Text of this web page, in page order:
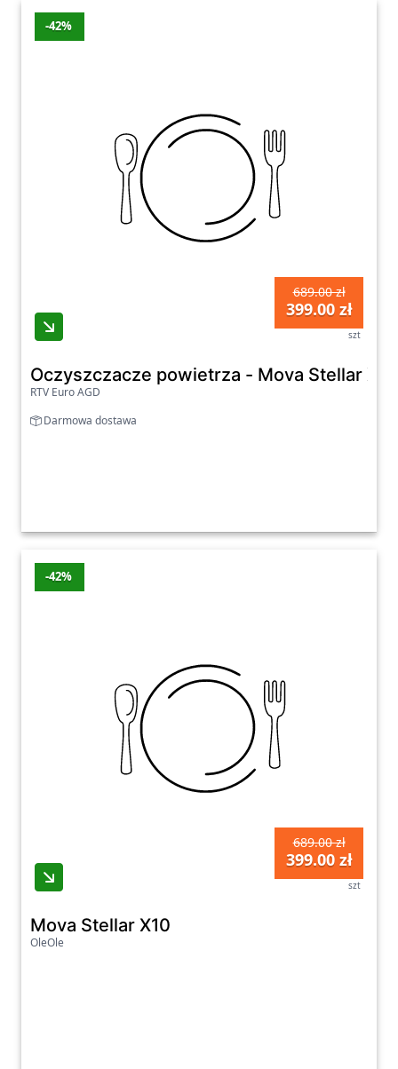
-42%
689.00 zł
399.00 zł
szt
Oczyszczacze powietrza - Mova Stellar X10
RTV Euro AGD
Darmowa dostawa
-42%
689.00 zł
399.00 zł
szt
Mova Stellar X10
OleOle